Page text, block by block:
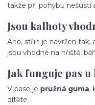
takže při pohybu nešustí
Jsou kalhoty
Ano, střih je navržen tak,
jsou vhodné na hřiště,
Jak funguje pas
V pase je pružná guma,
dítěte.